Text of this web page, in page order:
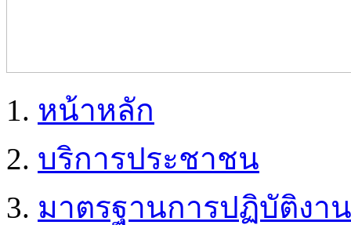
หน้าหลัก
บริการประชาชน
มาตรฐานการปฏิบัติงาน